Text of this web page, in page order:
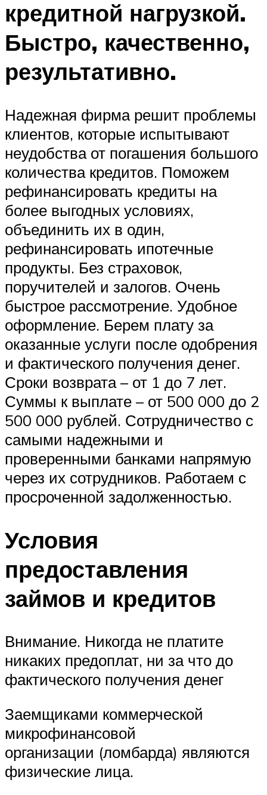
кредитной нагрузкой.
Быстро, качественно,
результативно.
Надежная фирма решит проблемы
клиентов, которые испытывают
неудобства от погашения большого
количества кредитов. Поможем
рефинансировать кредиты на
более выгодных условиях,
объединить их в один,
рефинансировать ипотечные
продукты. Без страховок,
поручителей и залогов. Очень
быстрое рассмотрение. Удобное
оформление. Берем плату за
оказанные услуги после одобрения
и фактического получения денег.
Сроки возврата – от 1 до 7 лет.
Суммы к выплате – от 500 000 до 2
500 000 рублей. Сотрудничество с
самыми надежными и
проверенными банками напрямую
через их сотрудников. Работаем с
просроченной задолженностью.
Условия
предоставления
займов и кредитов
Внимание. Никогда не платите
никаких предоплат, ни за что до
фактического получения денег
Заемщиками коммерческой
микрофинансовой
организации (ломбарда) являются
физические лица.